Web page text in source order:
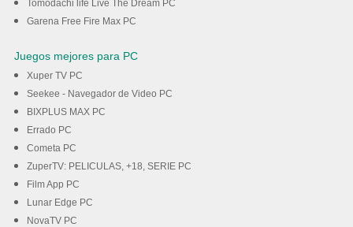
Tomodachi life Live The Dream PC
Garena Free Fire Max PC
Juegos mejores para PC
Xuper TV PC
Seekee - Navegador de Video PC
BIXPLUS MAX PC
Errado PC
Cometa PC
ZuperTV: PELICULAS, +18, SERIE PC
Film App PC
Lunar Edge PC
NovaTV PC